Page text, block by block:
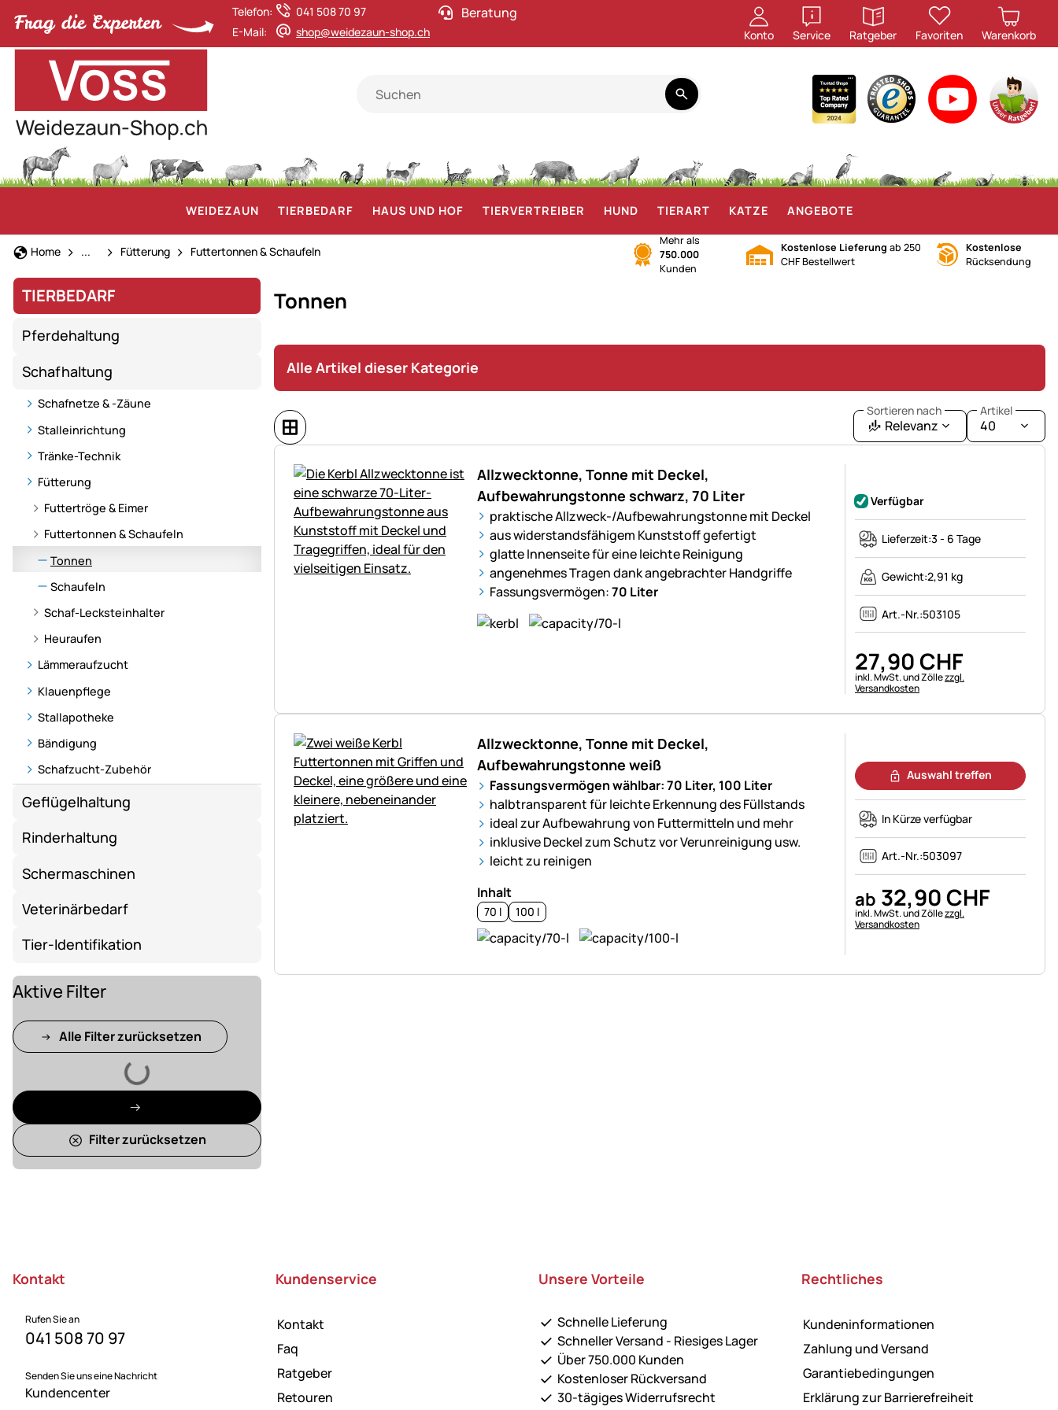
Telefon:
041 508 70 97
E-Mail:
shop@weidezaun-shop.ch
Beratung
Konto Service
öffnen
Ratgeber
öffnen
Favoriten Warenkorb
WEIDEZAUN TIERBEDARF HAUS UND HOF TIERVERTREIBER HUND TIERART KATZE ANGEBOTE
Home Schafhaltung
... Fütterung Futtertonnen & Schaufeln
Mehr als
750.000
Kunden
Kostenlose Lieferung ab 250
CHF Bestellwert
Kostenlose
Rücksendung
TIERBEDARF
Pferdehaltung
Schafhaltung
Schafnetze & -Zäune
Stalleinrichtung
Tränke-Technik
Fütterung
Futtertröge & Eimer
Futtertonnen & Schaufeln
Tonnen
Schaufeln
Schaf-Lecksteinhalter
Heuraufen
Lämmeraufzucht
Klauenpflege
Stallapotheke
Bändigung
Schafzucht-Zubehör
Geflügelhaltung
Rinderhaltung
Schermaschinen
Veterinärbedarf
Tier-Identifikation
Lädt
Aktive Filter
Alle Filter zurücksetzen
Filter zurücksetzen
Tonnen
Alle Artikel dieser Kategorie
Sortieren nach
Relevanz
Artikel
40
Allzwecktonne, Tonne mit Deckel,
Aufbewahrungstonne schwarz, 70 Liter
praktische Allzweck-/Aufbewahrungstonne mit Deckel
aus widerstandsfähigem Kunststoff gefertigt
glatte Innenseite für eine leichte Reinigung
angenehmes Tragen dank angebrachter Handgriffe
Fassungsvermögen:70 Liter
Verfügbar
Lieferzeit:3 - 6 Tage
Gewicht:2,91 kg
Art.-Nr.:503105
27,90CHF
Steuerhinweis:
inkl. MwSt. und Zöllezzgl.
Versandkosten
Allzwecktonne, Tonne mit Deckel,
Aufbewahrungstonne weiß
Fassungsvermögen wählbar: 70 Liter, 100 Liter
halbtransparent für leichte Erkennung des Füllstands
ideal zur Aufbewahrung von Futtermitteln und mehr
inklusive Deckel zum Schutz vor Verunreinigung usw.
leicht zu reinigen
Inhalt
70 l 100 l
Auswahl treffen
In Kürze verfügbar
Art.-Nr.:503097
ab 32,90CHF
Steuerhinweis:
inkl. MwSt. und Zöllezzgl.
Versandkosten
Kontakt
Rufen Sie an
041 508 70 97
Senden Sie uns eine Nachricht
Kundencenter
Kundenservice
Kontakt
Faq
Ratgeber
Retouren
Unsere Vorteile
Schnelle Lieferung
Schneller Versand - Riesiges Lager
Über 750.000 Kunden
Kostenloser Rückversand
30-tägiges Widerrufsrecht
Rechtliches
Kundeninformationen
Zahlung und Versand
Garantiebedingungen
Erklärung zur Barrierefreiheit